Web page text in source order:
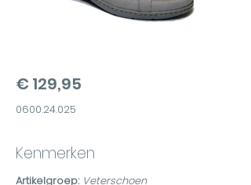
€ 129,95
0600.24.025
Kenmerken
Artikelgroep: Veterschoen